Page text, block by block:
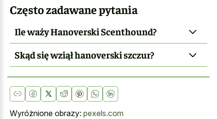
Często zadawane pytania
Ile waży Hanoverski Scenthound?
Skąd się wziął hanoverski szczur?
Wyróżnione obrazy: pexels.com